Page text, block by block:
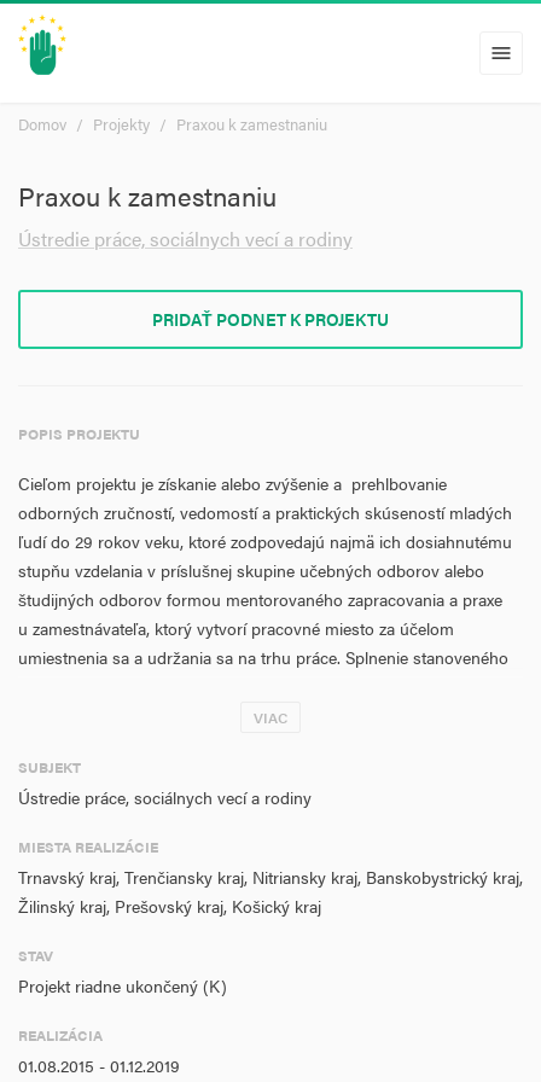
menu
Domov Projekty Praxou k zamestnaniu
Praxou k zamestnaniu
Ústredie práce, sociálnych vecí a rodiny
PRIDAŤ PODNET K PROJEKTU
POPIS PROJEKTU
Cieľom projektu je získanie alebo zvýšenie a prehlbovanie
odborných zručností, vedomostí a praktických skúseností mladých
ľudí do 29 rokov veku, ktoré zodpovedajú najmä ich dosiahnutému
stupňu vzdelania v príslušnej skupine učebných odborov alebo
študijných odborov formou mentorovaného zapracovania a praxe
u zamestnávateľa, ktorý vytvorí pracovné miesto za účelom
umiestnenia sa a udržania sa na trhu práce. Splnenie stanoveného
mentorované zapracovanie a prax u zamestnávateľa, ktorý na tento
Finančné príspevky budú poskytované na mentorovanie, na úhradu
prijatý do pracovného pomeru na mentorované zapracovanie
a prax a na úhradu časti nevyhnutných nákladov súvisiacich s
mentorovaným zapracovaním a praxou.
Cieľová skupina (OP ĽZ, špecifický cieľ 2.1.1.):
rokov mínus 1 deň) vedení v evidencii UoZ minimálne 3 mesiace,
ktorí nie sú zamestnaní, nepokračujú v procese vzdelávania, ani sa
VIAC
SUBJEKT
Ústredie práce, sociálnych vecí a rodiny
MIESTA REALIZÁCIE
Trnavský kraj, Trenčiansky kraj, Nitriansky kraj, Banskobystrický kraj,
Žilinský kraj, Prešovský kraj, Košický kraj
STAV
Projekt riadne ukončený (K)
REALIZÁCIA
01.08.2015 - 01.12.2019